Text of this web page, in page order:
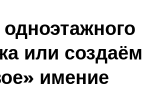
или создаём
имение